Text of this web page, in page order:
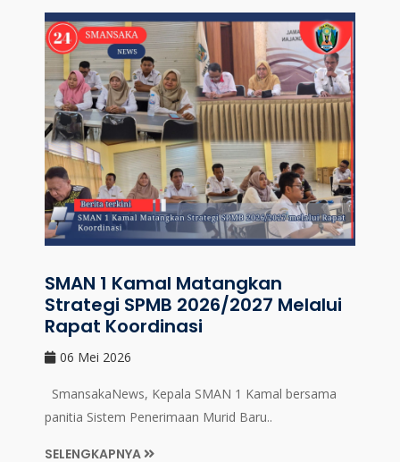
SMAN 1 Kamal Matangkan
Strategi SPMB 2026/2027 Melalui
Rapat Koordinasi
06 Mei 2026
SmansakaNews, Kepala SMAN 1 Kamal bersama
panitia Sistem Penerimaan Murid Baru..
SELENGKAPNYA